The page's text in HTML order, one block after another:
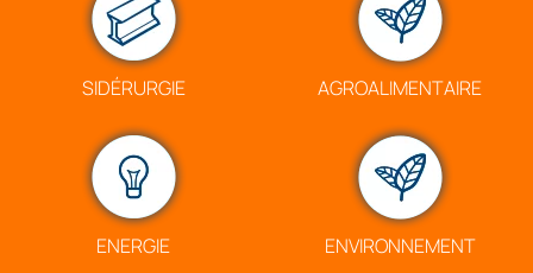
SIDÉRURGIE AGROALIMENTAIRE
ENERGIE ENVIRONNEMENT